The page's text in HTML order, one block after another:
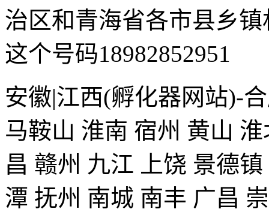
治区和青海省各市县乡
这个号码18982852951
安徽|江西(孵化器网站)-
马鞍山 淮南 宿州 黄山
昌 赣州 九江 上饶 景德
潭 抚州 南城 南丰 广昌